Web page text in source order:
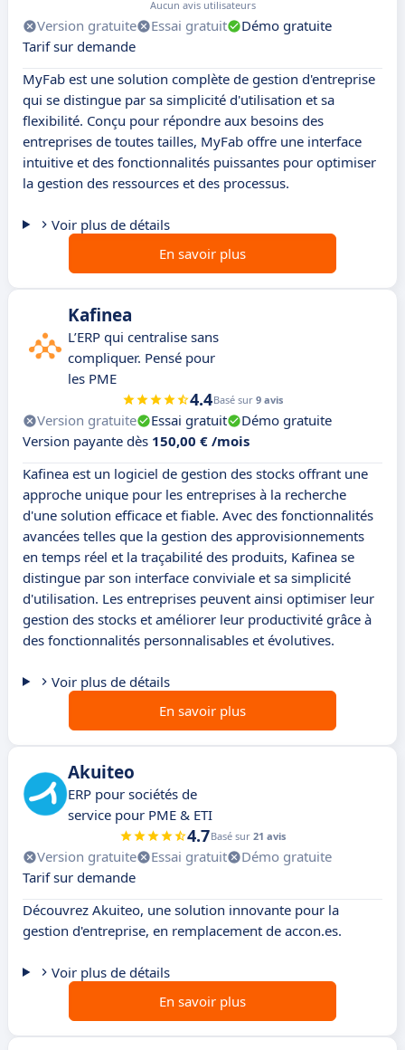
Aucun avis utilisateurs
Version gratuite Essai gratuit
Démo gratuite
Tarif sur demande
MyFab est une solution complète de gestion d'entreprise
qui se distingue par sa simplicité d'utilisation et sa
flexibilité. Conçu pour répondre aux besoins des
entreprises de toutes tailles, MyFab offre une interface
intuitive et des fonctionnalités puissantes pour optimiser
la gestion des ressources et des processus.
Voir plus de détails
En savoir plus
Kafinea
L’ERP qui centralise sans
compliquer. Pensé pour
les PME
4.4Basé sur 9 avis
Version gratuite Essai gratuit
Démo gratuite
Version payante dès 150,00 € /mois
Kafinea est un logiciel de gestion des stocks offrant une
approche unique pour les entreprises à la recherche
d'une solution efficace et fiable. Avec des fonctionnalités
avancées telles que la gestion des approvisionnements
en temps réel et la traçabilité des produits, Kafinea se
distingue par son interface conviviale et sa simplicité
d'utilisation. Les entreprises peuvent ainsi optimiser leur
gestion des stocks et améliorer leur productivité grâce à
des fonctionnalités personnalisables et évolutives.
Voir plus de détails
En savoir plus
Akuiteo
ERP pour sociétés de
service pour PME & ETI
4.7Basé sur 21 avis
Version gratuite Essai gratuit
Démo gratuite
Tarif sur demande
Découvrez Akuiteo, une solution innovante pour la
gestion d'entreprise, en remplacement de accon.es.
Voir plus de détails
En savoir plus